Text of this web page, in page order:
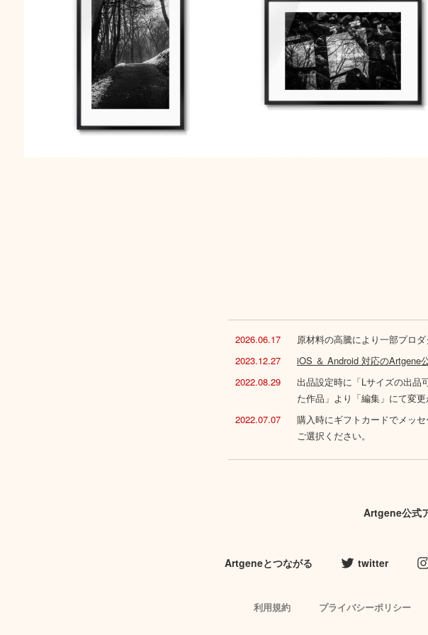
2026.06.17 原材料の高騰により一部プロ
2023.12.27
iOS ＆ Android 対応のArtgene
2022.08.29
出品設定時に「Lサイズの出品
た作品」より「編集」にて変更
2022.07.07
購入時にギフトカードでメッ
ご選択ください。
Artgene公式
Artgeneとつながる twitter
利用規約 プライバシーポリシー